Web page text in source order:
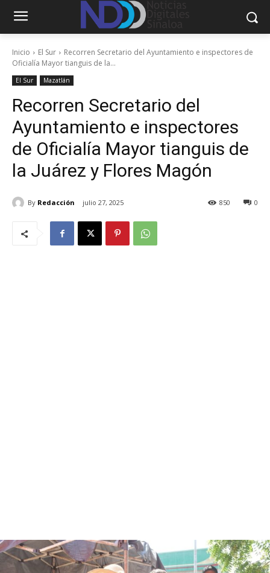
Inicio El Sur
Recorren Secretario del Ayuntamiento e inspectores de
Oficialía Mayor tianguis de la...
El Sur Mazatlán
Recorren Secretario del
Ayuntamiento e inspectores
de Oficialía Mayor tianguis de
la Juárez y Flores Magón
By Redacción julio 27, 2025 0
850